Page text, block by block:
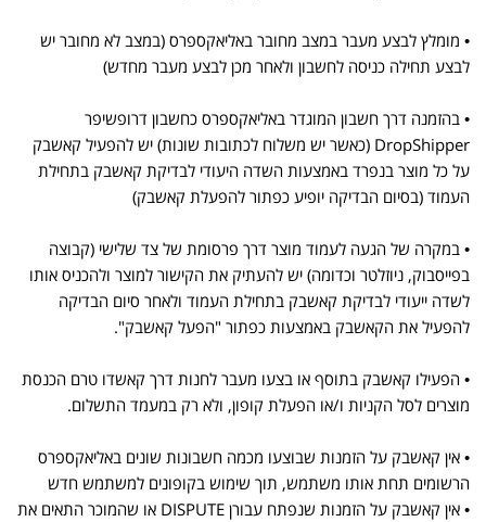
• מומלץ לבצע מעבר במצב מחובר באליאקספרס (במצב לא מחובר יש
לבצע תחילה כניסה לחשבון ולאחר מכן לבצע מעבר מחדש)
• בהזמנה דרך חשבון המוגדר באליאקספרס כחשבון דרופשיפר
DropShipper (כאשר יש משלוח לכתובות שונות) יש להפעיל קאשבק
על כל מוצר בנפרד באמצעות השדה היעודי לבדיקת קאשבק בתחילת
העמוד (בסיום הבדיקה יופיע כפתור להפעלת קאשבק)
• במקרה של הגעה לעמוד מוצר דרך פרסומת של צד שלישי (קבוצה
בפייסבוק, ניוזלטר וכדומה) יש להעתיק את הקישור למוצר ולהכניס אותו
לשדה ייעודי לבדיקת קאשבק בתחילת העמוד ולאחר סיום הבדיקה
להפעיל את הקאשבק באמצעות כפתור "הפעל קאשבק".
• הפעילו קאשבק בתוסף או בצעו מעבר לחנות דרך קאשדו טרם הכנסת
מוצרים לסל הקניות ו/או הפעלת קופון, ולא רק במעמד התשלום.
• אין קאשבק על הזמנות שבוצעו מכמה חשבונות שונים באליאקספרס
הרשומים תחת אותו משתמש, תוך שימוש בקופונים למשתמש חדש
• אין קאשבק על הזמנות שנפתח עבורן DISPUTE או שהמוכר התאים את